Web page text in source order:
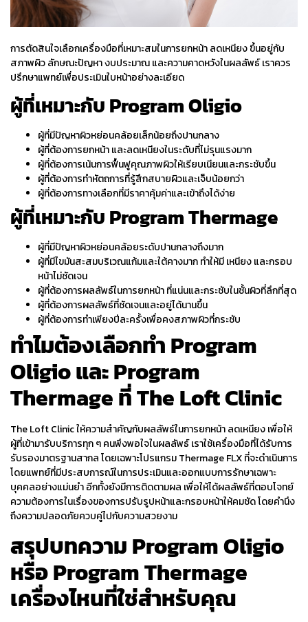
การตัดสินใจเลือกเครื่องมือที่เหมาะสมในการยกหน้าลดเหนียงขึ้นอยู่กับ
สภาพผิว ลักษณะปัญหา งบประมาณ และความคาดหวังในผลลัพธ์ เราควร
ปรึกษาแพทย์เพื่อประเมินใบหน้าอย่างละเอียด
ผู้ที่เหมาะกับ ProgramOligio
ผู้ที่มีปัญหาผิวหย่อนคล้อยเล็กน้อยถึงปานกลาง
ผู้ที่ต้องการยกหน้าและลดเหนียงในระดับที่ไม่รุนแรงมาก
ผู้ที่ต้องการเน้นการฟื้นฟูคุณภาพผิวให้เรียบเนียนและกระชับขึ้น
ผู้ที่ต้องการทำหัตถการที่รู้สึกสบายผิวและเจ็บน้อยกว่า
ผู้ที่ต้องการทางเลือกที่มีราคาคุ้มค่าและเข้าถึงได้ง่าย
ผู้ที่เหมาะกับ ProgramThermage
ผู้ที่มีปัญหาผิวหย่อนคล้อยระดับปานกลางถึงมาก
ผู้ที่มีไขมันสะสมบริเวณแก้มและใต้คางมาก ทำให้มี เหนียง และกรอบ
หน้าไม่ชัดเจน
ผู้ที่ต้องการผลลัพธ์ในการยกหน้าที่แน่นและกระชับในชั้นผิวที่ลึกที่สุด
ผู้ที่ต้องการผลลัพธ์ที่ชัดเจนและอยู่ได้นานขึ้น
ผู้ที่ต้องการทำเพียงปีละครั้งเพื่อคงสภาพผิวที่กระชับ
ทำไมต้องเลือกทำ Program
Oligio และ Program
Thermage ที่ The Loft Clinic
The Loft Clinic ให้ความสำคัญกับผลลัพธ์ในการยกหน้า ลดเหนียง เพื่อให้
ผู้ที่เข้ามารับบริการทุก ๆ คนพึงพอใจในผลลัพธ์ เราใช้เครื่องมือที่ได้รับการ
รับรองมาตรฐานสากล โดยเฉพาะโปรแกรม Thermage FLX ที่จะดำเนินการ
โดยแพทย์ที่มีประสบการณ์ในการประเมินและออกแบบการรักษาเฉพาะ
บุคคลอย่างแม่นยำ อีกทั้งยังมีการติดตามผล เพื่อให้ได้ผลลัพธ์ที่ตอบโจทย์
ความต้องการในเรื่องของการปรับรูปหน้าและกรอบหน้าให้คมชัด โดยคำนึง
ถึงความปลอดภัยควบคู่ไปกับความสวยงาม
สรุปบทความ ProgramOligio
หรือ ProgramThermage
เครื่องไหนที่ใช่สำหรับคุณ